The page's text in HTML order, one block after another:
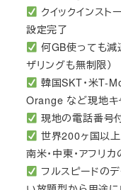
クイックインス
設定完了
何GB使っても減
ザリングも無制限）
韓国SKT・米T-
Orange など現地キ
現地の電話番号
世界200ヶ国以上
南米・中東・アフリ
フルスピードの